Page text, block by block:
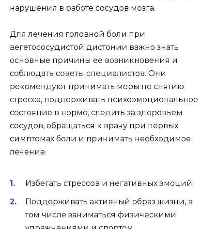
нарушения в работе сосудов мозга.
Для лечения головной боли при
вегетососудистой дистонии важно знать
основные причины ее возникновения и
соблюдать советы специалистов. Они
рекомендуют принимать меры по снятию
стресса, поддерживать психоэмоциональное
состояние в норме, следить за здоровьем
сосудов, обращаться к врачу при первых
симптомах боли и принимать необходимое
лечение.
Избегать стрессов и негативных эмоций.
Поддерживать активный образ жизни, в
том числе заниматься физическими